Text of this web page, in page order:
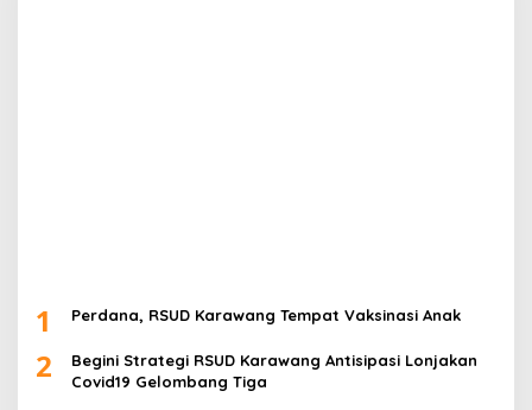
1 Perdana, RSUD Karawang Tempat Vaksinasi Anak
2
Begini Strategi RSUD Karawang Antisipasi Lonjakan
Covid19 Gelombang Tiga